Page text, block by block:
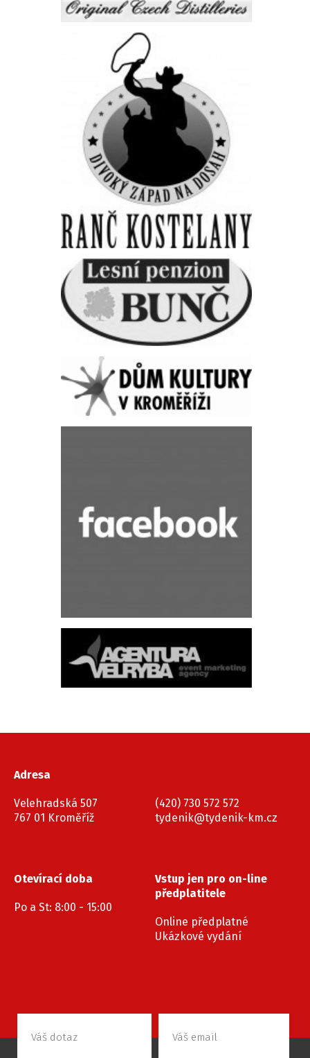
Adresa
Velehradská 507
767 01 Kroměříž
(420) 730 572 572
tydenik@tydenik-km.cz
Otevírací doba
Po a St: 8:00 - 15:00
Vstup jen pro on-line
předplatitele
Online předplatné
Ukázkové vydání